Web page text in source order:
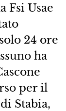
Fsi Usae
24 ore
ha
per il
Stabia,